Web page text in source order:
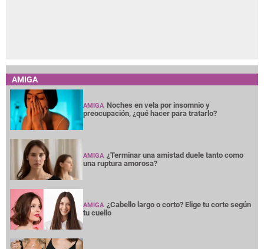
AMIGA
AMIGA Noches en vela por insomnio y
preocupación, ¿qué hacer para tratarlo?
AMIGA ¿Terminar una amistad duele tanto como
una ruptura amorosa?
AMIGA ¿Cabello largo o corto? Elige tu corte según
tu cuello